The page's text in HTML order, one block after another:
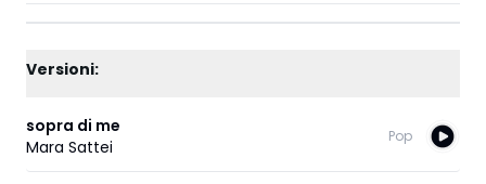
Versioni:
sopra di me
Mara Sattei
Pop